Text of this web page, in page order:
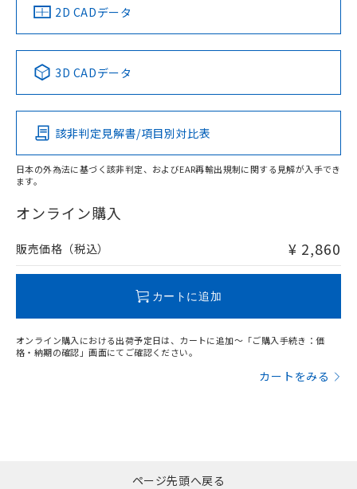
中国 RoHS 注意事項・凡例
Pb Hg Cd Cr(VI)
O
在庫等で未対応品が混在する可能性があります。
問い合わせください。
2D CADデータ
3D CADデータ
該非判定見解書/項目別対比表
日本の外為法に基づく該非判定、およびEAR再輸出規制に関する見解が入手でき
ます。
オンライン購入
販売価格（税込） ¥ 2,860
カートに追加
オンライン購入における出荷予定日は、カートに追加～「ご購入手続き：価
格・納期の確認」画面にてご確認ください。
カートをみる
ページ先頭へ戻る